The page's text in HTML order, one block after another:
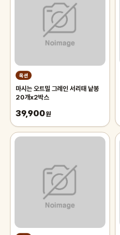
옥션
마시는 오트밀 그레인 서리태 낱봉
20개x2박스
39,900원